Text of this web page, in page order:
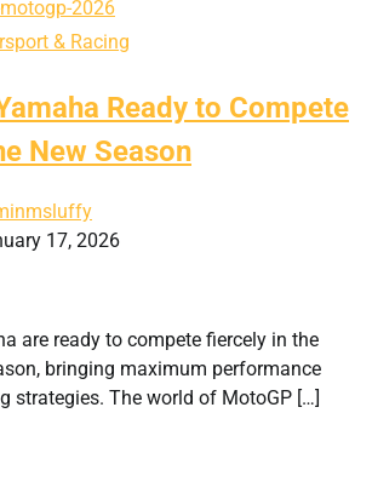
& Racing
Ready to Compete
New Season
17, 2026
are ready to compete fiercely in the
bringing maximum performance
strategies. The world of MotoGP […]